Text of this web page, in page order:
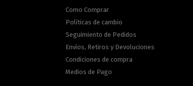
Como Comprar
Políticas de cambio
Seguimiento de Pedidos
Envíos, Retiros y Devoluciones
Condiciones de compra
Medios de Pago